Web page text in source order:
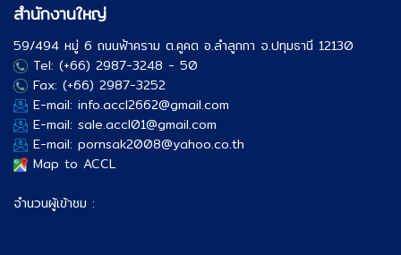
สำนักงานใหญ่
59/494 หมู่ 6 ถนนฟ้าคราม ต.คูคต อ.ลำลูกกา จ.ปทุมธานี 12130
Tel: (+66) 2987-3248 - 50
Fax: (+66) 2987-3252
E-mail: info.accl2662@gmail.com
E-mail: sale.accl01@gmail.com
E-mail: pornsak2008@yahoo.co.th
Map to ACCL
จำนวนผู้เข้าชม :